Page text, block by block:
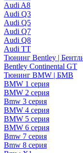
Audi A8
Audi Q3
Audi Q5
Audi Q7
Audi Q8
Audi TT
Тюнинг Bentley |
Bentley Continental GT
Тюнинг BMW | БМВ
BMW 1 серия
BMW 2 серия
Bmw 3 серия
BMW 4 серия
BMW 5 серия
BMW 6 серия
Bmw 7 серия
Bmw 8 серия